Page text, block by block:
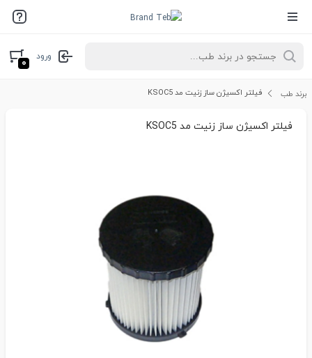
ورود
۰
برند طب فیلتر اکسیژن ساز زنیت مد KSOC5
فیلتر اکسیژن ساز زنیت مد KSOC5